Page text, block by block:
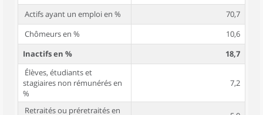
Actifs ayant un emploi en %
70,7
Chômeurs en %
10,6
Inactifs en %
18,7
Élèves, étudiants et
stagiaires non rémunérés en
%
7,2
Retraités ou préretraités en